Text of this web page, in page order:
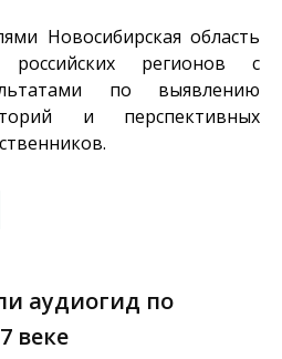
Новосибирская область
российских регионов с
по выявлению
и перспективных
аудиогид по
веке